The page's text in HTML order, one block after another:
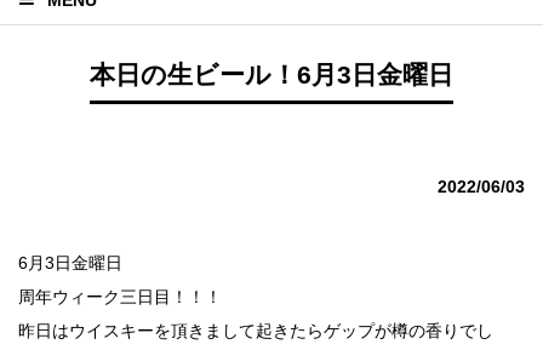
本日の生ビール！6月3日金曜日
2022/06/03
6月3日金曜日
周年ウィーク三日目！！！
昨日はウイスキーを頂きまして起きたらゲップが樽の香りでし